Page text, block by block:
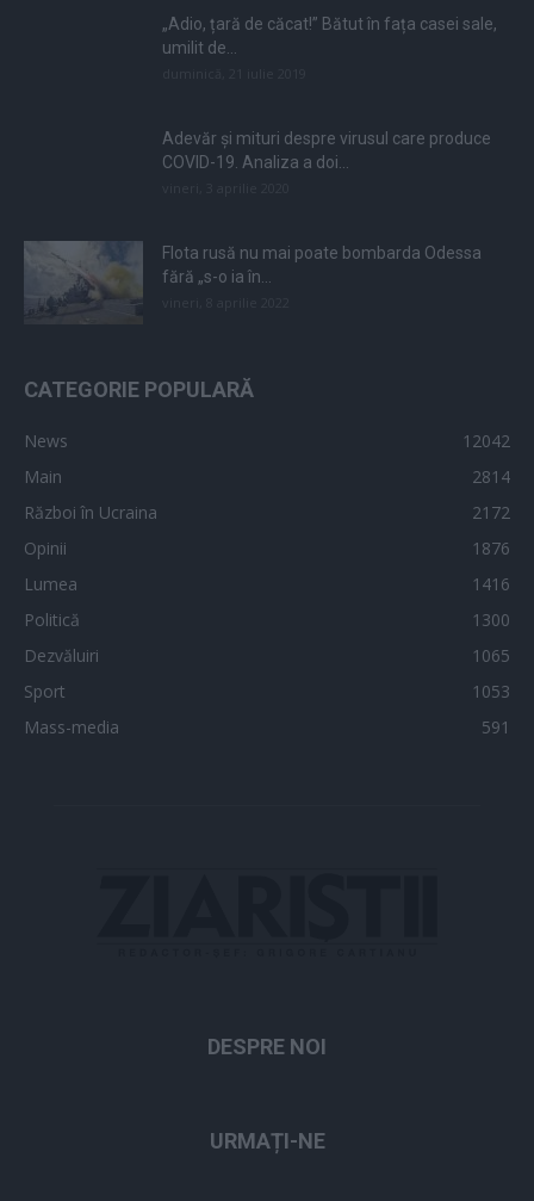
„Adio, țară de căcat!” Bătut în fața casei sale,
umilit de...
Adevăr și mituri despre virusul care produce
COVID-19. Analiza a doi...
Flota rusă nu mai poate bombarda Odessa
fără „s-o ia în...
CATEGORIE POPULARĂ
News
12042
Main
2814
Război în Ucraina
2172
Opinii
1876
Lumea
1416
Politică
1300
Dezvăluiri
1065
Sport
1053
Mass-media
591
DESPRE NOI
URMAȚI-NE